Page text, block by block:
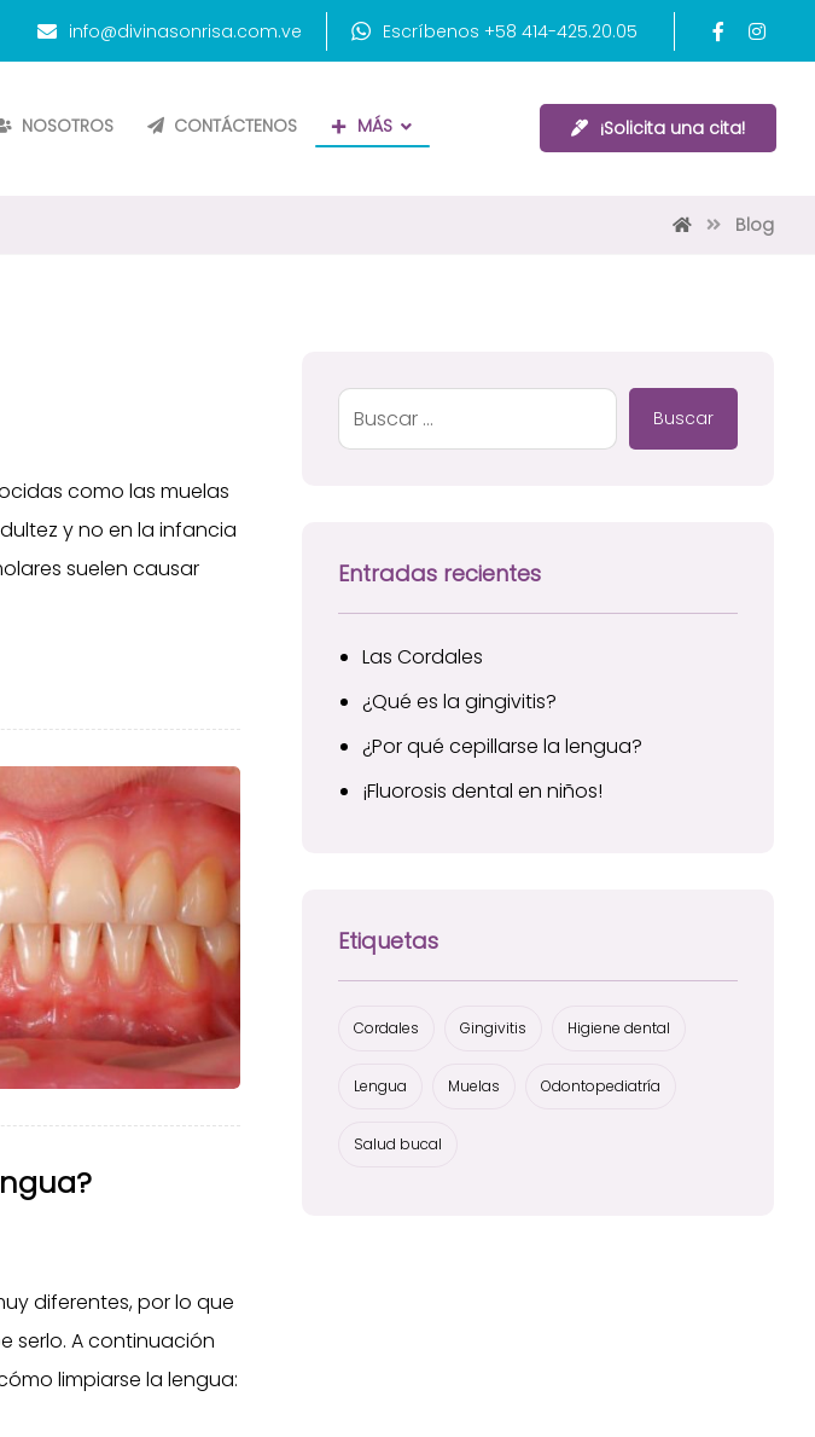
Escríbenos +58 414-425.20.05
info@divinasonrisa.com.ve
NOSOTROS CONTÁCTENOS MÁS ¡Solicita una cita!
Blog
como las muelas
y no en la infancia
suelen causar
diferentes, por lo que
serlo. A continuación
limpiarse la lengua:
Buscar
Entradas recientes
Las Cordales
¿Qué es la gingivitis?
¿Por qué cepillarse la lengua?
¡Fluorosis dental en niños!
Etiquetas
Cordales Gingivitis Higiene dental
Lengua Muelas Odontopediatría
Salud bucal